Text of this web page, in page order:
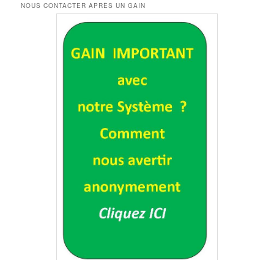
NOUS CONTACTER APRÈS UN GAIN